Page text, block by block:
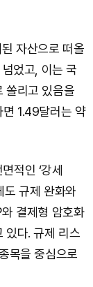
자산으로 떠올
었고, 이는 국
쏠리고 있음을
1.49달러는 약
적인 ‘강세
도 규제 완화와
결제형 암호화
있다. 규제 리스
목을 중심으로